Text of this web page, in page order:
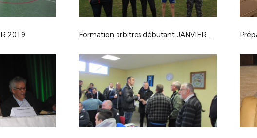
2019 Formation arbitres débutant JANVIER 2019